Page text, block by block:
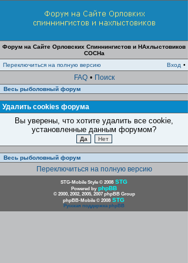
Форум на Сайте Орловских Спиннингистов и НАхлыстовиков
СОСНа
Переключиться на полную версию
Вход •
FAQ • Поиск
Весь рыболовный форум
Удалить cookies форума
Вы уверены, что хотите удалить все cookie,
установленные данным форумом?
Весь рыболовный форум
Переключиться на полную версию
STG-Mobile Style © 2008 STG
Powered by phpBB
© 2000, 2002, 2005, 2007 phpBB Group
phpBB-Mobile © 2008 STG
Русская поддержка phpBB